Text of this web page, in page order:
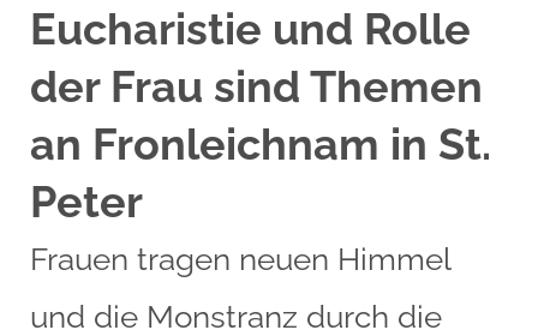
Eucharistie und Rolle
der Frau sind Themen
an Fronleichnam in St.
Peter
Frauen tragen neuen Himmel
und die Monstranz durch die